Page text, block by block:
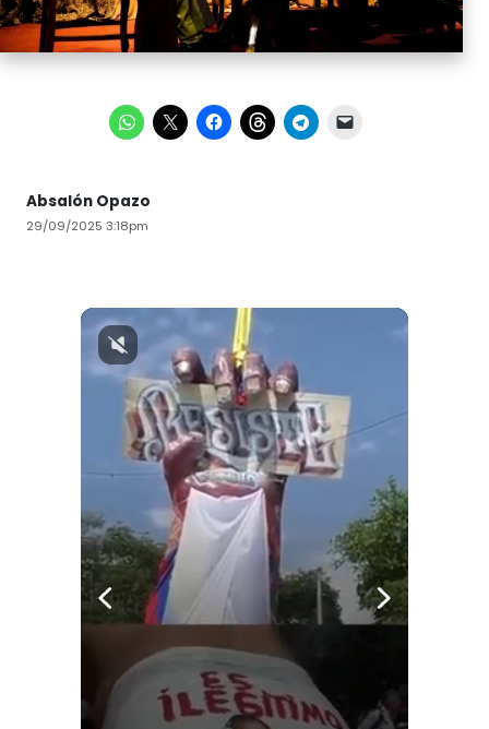
Absalón Opazo
29/09/2025 3:18pm